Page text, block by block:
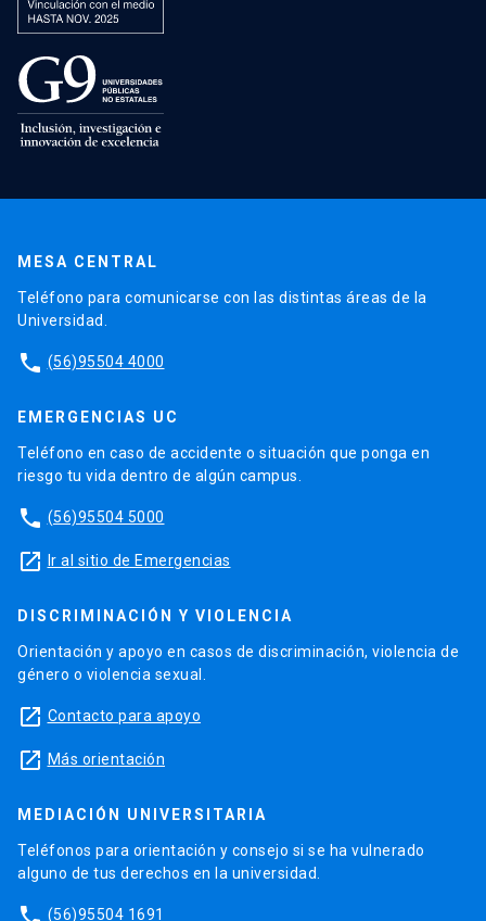
MESA CENTRAL
Teléfono para comunicarse con las distintas áreas de la
Universidad.
phone (56)95504 4000
EMERGENCIAS UC
Teléfono en caso de accidente o situación que ponga en
riesgo tu vida dentro de algún campus.
phone (56)95504 5000
launch Ir al sitio de Emergencias
DISCRIMINACIÓN Y VIOLENCIA
Orientación y apoyo en casos de discriminación, violencia de
género o violencia sexual.
launch Contacto para apoyo
launch Más orientación
MEDIACIÓN UNIVERSITARIA
Teléfonos para orientación y consejo si se ha vulnerado
alguno de tus derechos en la universidad.
(56)95504 1691